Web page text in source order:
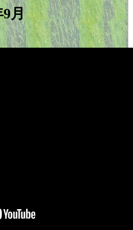
9月